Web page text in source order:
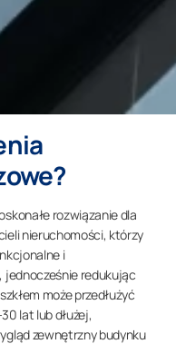
rozwiązanie dla
nieruchomości, którzy
i
jednocześnie redukując
może przedłużyć
lat lub dłużej,
zewnętrzny budynku